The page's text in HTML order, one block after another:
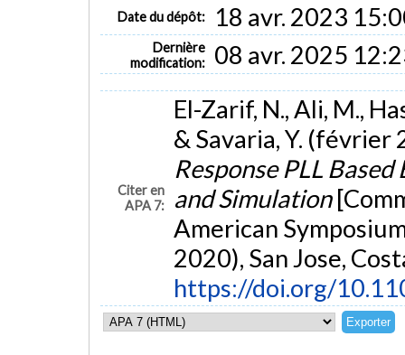
Date du dépôt: 18 avr. 2023
Dernière
modification:
08 avr. 2025
Citer en
APA 7:
El-Zarif, N., Ali, M.,
& Savaria, Y. (février
Response PLL
and Simulation
American
2020), San Jose,
https://doi.org/